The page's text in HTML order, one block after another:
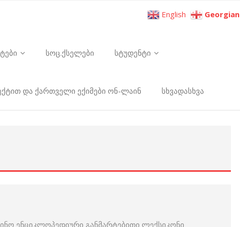
სოც.ქსელები სტუდენტი
და ქართველი ექიმები ონ-ლაინ სხვადასხვა
ენციკლოპედიური განმარტებითი ლექსიკონი
English Georgian